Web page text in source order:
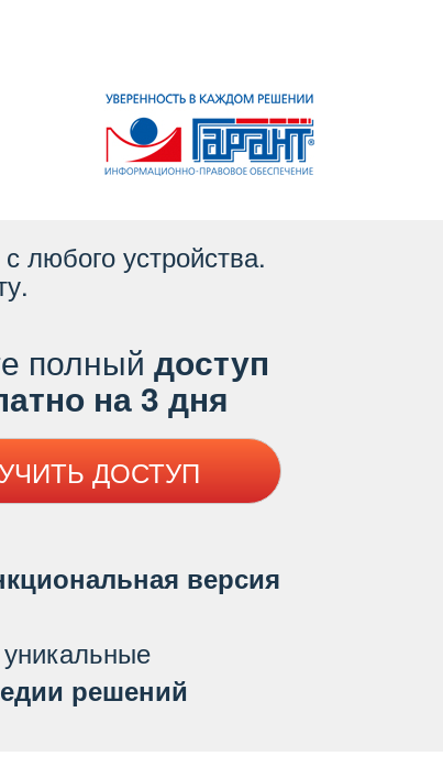
устройства.
полный доступ
на 3 дня
ДОСТУП
версия
уникальные
решений